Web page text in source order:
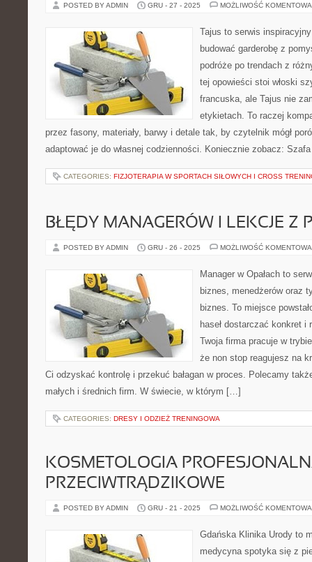
POSTED BY ADMIN GRU - 27 - 2025 MOŻLIWOŚĆ
Tajus to serwis
budować garderobę z
podróże po trendach z
tej opowieści stoi włoski
francuska, ale Tajus nie
etykietach. To raczej
przez fasony, materiały, barwy i detale tak, by czytelnik mógł
adaptować je do własnej codzienności. Koniecznie zobacz:
CATEGORIES: FIZJOTERAPIA W SPORTACH SIŁOWYCH I CROSS
BŁĘDY MANAGERÓW I LEKCJE Z
POSTED BY ADMIN GRU - 26 - 2025 MOŻLIWOŚĆ
Manager w Opałach to
biznes, menedżerów oraz
biznes. To miejsce
haseł dostarczać konkret i
Twoja firma pracuje w
że non stop reagujesz na
Ci odzyskać kontrolę i przekuć bałagan w proces. Polecamy
małych i średnich firm. W świecie, w którym […]
CATEGORIES: DRESY I ODZIEŻ TRENINGOWA
KOSMETOLOGIA
PRZECIWTRĄDZIKOWE
POSTED BY ADMIN GRU - 21 - 2025 MOŻLIWOŚĆ
Gdańska Klinika Urody to
medycyna spotyka się z